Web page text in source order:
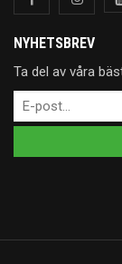
NYHETSBREV
Ta del av våra